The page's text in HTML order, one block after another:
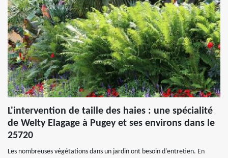
L'intervention de taille des haies : une spécialité
de Welty Elagage à Pugey et ses environs dans le
25720
Les nombreuses végétations dans un jardin ont besoin d'entretien. En